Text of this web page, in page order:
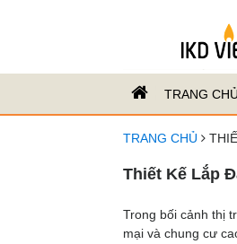
TRANG CHỦ
TRANG CHỦ
Thiết Kế Lắp
Trong bối cảnh thị
mại và chung cư